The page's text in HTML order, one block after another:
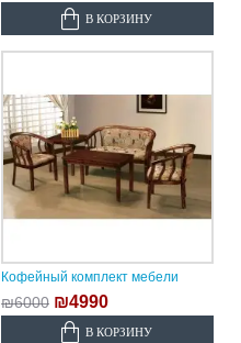
В КОРЗИНУ
Кофейный комплект мебели
₪6000 ₪4990
В КОРЗИНУ